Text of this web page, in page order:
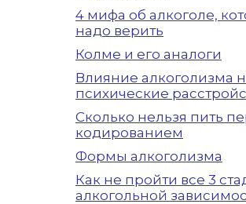
4 мифа об алкоголе,
надо верить
Колме и его аналоги
Влияние алкоголизма
психические
Сколько нельзя пить
кодированием
Формы алкоголизма
Как не пройти все 3
алкогольной